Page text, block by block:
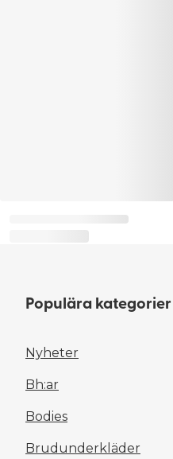
Populära kategorier
Nyheter
Bh:ar
Bodies
Brudunderkläder